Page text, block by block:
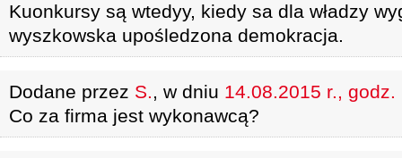
Kuonkursy są wtedyy, kiedy sa dla władzy
wyszkowska upośledzona demokracja.
Dodane przez S., w dniu 14.08.2015 r., godz.
Co za firma jest wykonawcą?